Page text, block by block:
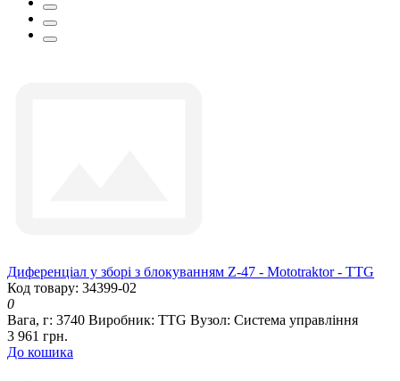
Диференціал у зборі з блокуванням Z-47 - Mototraktor - TTG
Код товару: 34399-02
0
Вага, г: 3740 Виробник: TTG Вузол: Система управління
3 961 грн.
До кошика